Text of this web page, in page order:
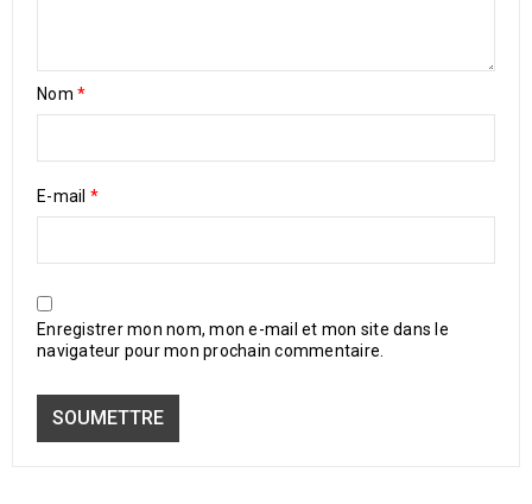
Nom *
E-mail *
Enregistrer mon nom, mon e-mail et mon site dans le
navigateur pour mon prochain commentaire.